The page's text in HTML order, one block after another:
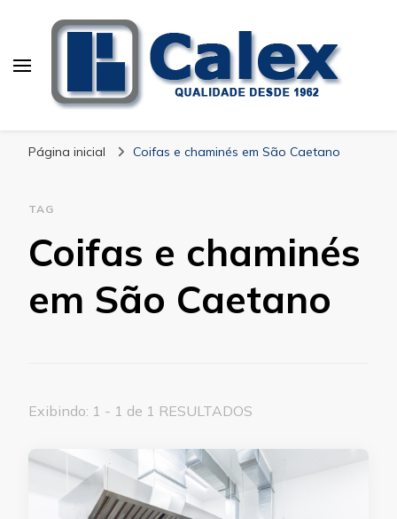
Industriais
Página inicial Coifas e chaminés em São Caetano
TAG
Coifas e chaminés
em São Caetano
Exibindo: 1 - 1 de 1 RESULTADOS